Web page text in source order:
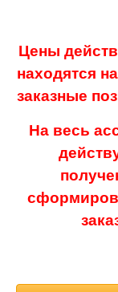
Цены
находятся
заказные
На весь